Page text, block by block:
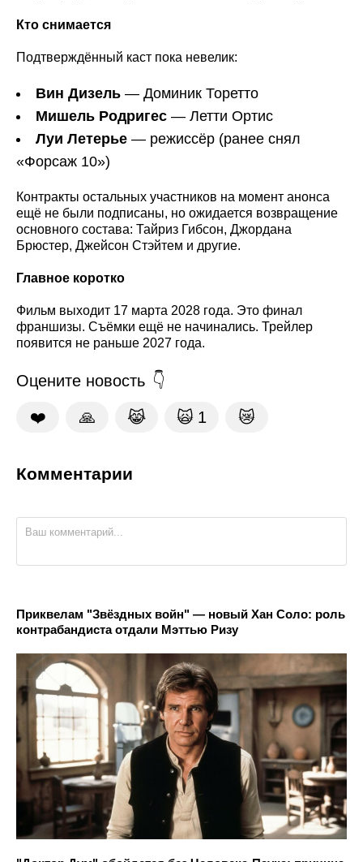
Кто снимается
Подтверждённый каст пока невелик:
Вин Дизель — Доминик Торетто
Мишель Родригес — Летти Ортис
Луи Летерье — режиссёр (ранее снял
«Форсаж 10»)
Контракты остальных участников на момент анонса
ещё не были подписаны, но ожидается возвращение
основного состава: Тайриз Гибсон, Джордана
Брюстер, Джейсон Стэйтем и другие.
Главное коротко
Фильм выходит 17 марта 2028 года. Это финал
франшизы. Съёмки ещё не начинались. Трейлер
появится не раньше 2027 года.
Оцените новость
❤️ 🙏 😹 🙀 1 😿
Комментарии
Приквелам "Звёздных войн" — новый Хан Соло: роль
контрабандиста отдали Мэттью Ризу